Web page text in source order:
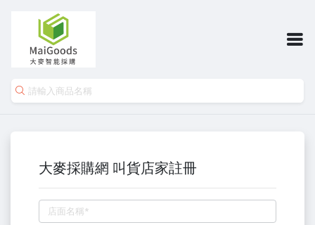
大麥採購網 叫貨店家註冊